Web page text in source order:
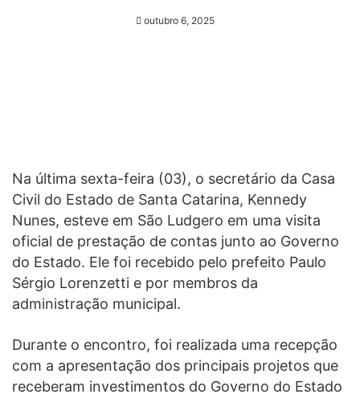
outubro 6, 2025
Na última sexta-feira (03), o secretário da Casa
Civil do Estado de Santa Catarina, Kennedy
Nunes, esteve em São Ludgero em uma visita
oficial de prestação de contas junto ao Governo
do Estado. Ele foi recebido pelo prefeito Paulo
Sérgio Lorenzetti e por membros da
administração municipal.
Durante o encontro, foi realizada uma recepção
com a apresentação dos principais projetos que
receberam investimentos do Governo do Estado